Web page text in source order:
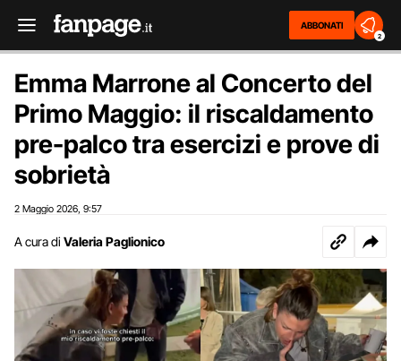
ABBONATI
2
Emma Marrone al Concerto del
Primo Maggio: il riscaldamento
pre-palco tra esercizi e prove di
sobrietà
2 Maggio 2026 9:57
A cura di Valeria Paglionico